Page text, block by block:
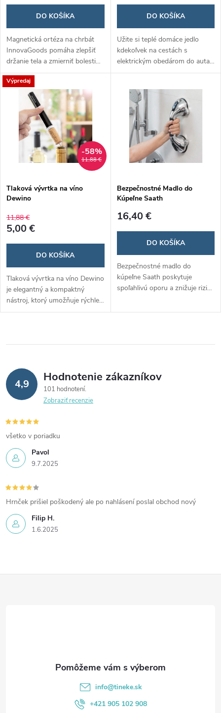
DO KOŠÍKA
Magnetická ortéza na chrbát
InnovaGoods pomáha zlepšiť
držanie tela a zmierniť bolesti
chrbta pomocou 12
zabudovaných magnetov a
ergonomického dizajnu. Je
nastaviteľná, pohodlná a
diskrétna pod oblečením,
vhodná pre každodenné
nosenie.
DO KOŠÍKA
Užite si teplé domáce jedlo
kdekoľvek na cestách s
elektrickým obedárom do auta
Carunch! Stačí ho pripojiť do
rýchlo a jednoducho. Perfektné
riešenie pre vodičov,
cestovateľov a pracujúcich v
teréne.
Výpredaj
11,88 €
-58%
Tlaková vývrtka na víno
Dewino
11,88 €
5,00 €
DO KOŠÍKA
Tlaková vývrtka na víno Dewino
je elegantný a kompaktný
nástroj, ktorý umožňuje rýchle
a bezpečné otváranie fliaš bez
jednoduché použitie a je
Bezpečnostné Madlo do
Kúpeľne Saath
16,40 €
DO KOŠÍKA
Bezpečnostné madlo do
kúpeľne Saath poskytuje
spoľahlivú oporu a znižuje riziko
povrchy bez potreby vŕtania.
pohyblivosťou.​
4,9 Hodnotenie zákazníkov
101 hodnotení
Zobraziť recenzie
Pavol
9.7.2025
všetko v poriadku
Filip H.
1.6.2025
Hrnček prišiel poškodený ale po nahlásení poslal obchod nový
info@tineke.sk
+421 905 102 908